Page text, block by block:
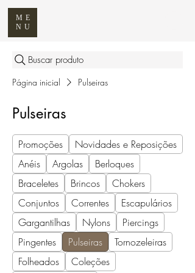
ME
NU
Buscar produto
Página inicial Pulseiras
Pulseiras
Promoções
Novidades e Reposições
Anéis
Argolas
Berloques
Braceletes
Brincos
Chokers
Conjuntos
Correntes
Escapulários
Gargantilhas
Nylons
Piercings
Pingentes
Pulseiras
Tornozeleiras
Folheados
Coleções